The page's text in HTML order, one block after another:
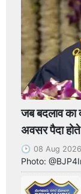
जब बदलाव का
अवसर पैदा
08 Aug
Photo: